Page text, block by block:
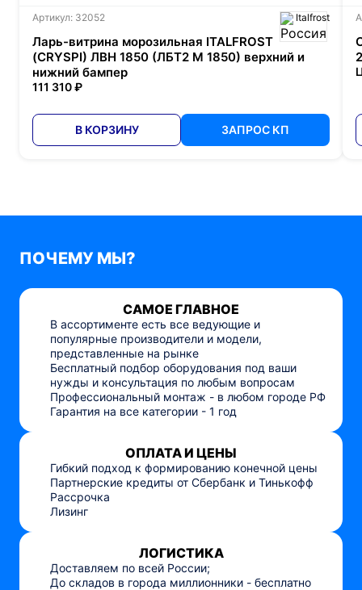
Артикул: 32052 Italfrost
Ларь-витрина морозильная ITALFROST
(CRYSPI) ЛВН 1850 (ЛБТ2 М 1850) верхний и
нижний бампер
111 310 ₽
В КОРЗИНУ ЗАПРОС КП
ПОЧЕМУ МЫ?
САМОЕ ГЛАВНОЕ
В ассортименте есть все ведующие и
популярные производители и модели,
представленные на рынке
Бесплатный подбор оборудования под ваши
нужды и консультация по любым вопросам
Профессиональный монтаж - в любом городе РФ
Гарантия на все категории - 1 год
ОПЛАТА И ЦЕНЫ
Гибкий подход к формированию конечной цены
Партнерские кредиты от Сбербанк и Тинькофф
Рассрочка
Лизинг
ЛОГИСТИКА
Доставляем по всей России;
До складов в города миллионники - бесплатно